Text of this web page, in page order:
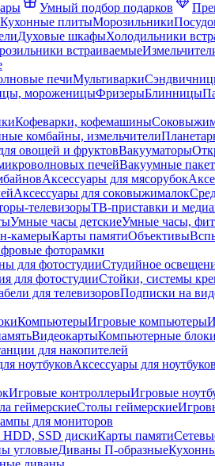
Умный подбор подарков
Кухонные плитыМорозильники
Духовые шкафыХолодильники
встраиваемые
печиМультиварки
мороженицыФризерыБлинницы
Кофеварки, кофемашины
комбайны, измельчители
овощей и фруктовВакууматоры
печейВакуумные
Аксессуары для мясорубок
Аксессуары для соковыжималок
телевизорыТВ-приставки и
Умные часы детскиеУмные часы,
камерыКарты памятиОбъективы
фоторамки
для фотостудииСтудийное
для фотостудииСтойки, системы
для телевизоровПодписки на
КомпьютерыИгровые компьютеры
ВидеокартыКомпьютерные
для накопителей
ноутбуковАксессуары для ноутбуков
Игровые контроллерыИгровые
геймерскиеСтолы геймерские
для мониторов
SSD дискиКарты памяти
угловыеДиваны П-образные